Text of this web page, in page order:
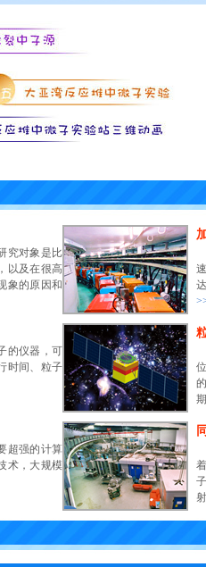
进生活？
“撞线”
走进生活？ ·“中微子超光速”乌龙记
“撞线”
独厚 ·多国竞寻中微子
究对象是比
以及在很高
象的原因和
的仪器，可
时间、粒子
超强的计算
术，大规模